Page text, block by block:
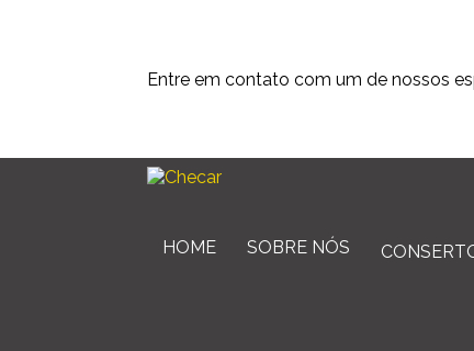
Entre em contato com um de nossos
HOME SOBRE NÓS